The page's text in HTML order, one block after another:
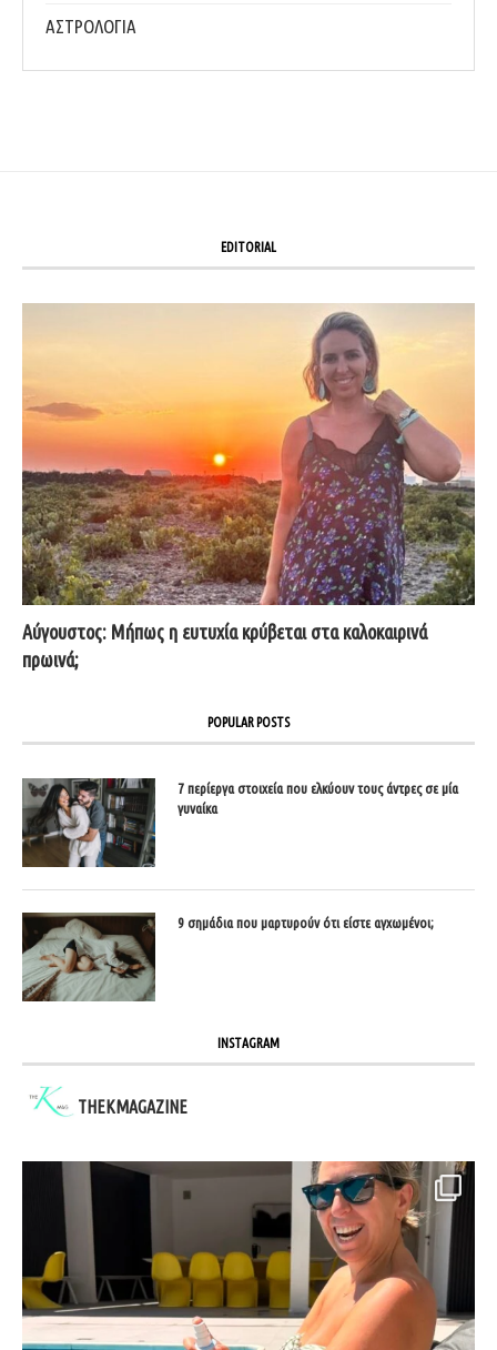
ΑΣΤΡΟΛΟΓΙΑ
EDITORIAL
Αύγουστος: Μήπως η ευτυχία κρύβεται στα καλοκαιρινά
πρωινά;
POPULAR POSTS
7 περίεργα στοιχεία που ελκύουν τους άντρες σε μία
γυναίκα
9 σημάδια που μαρτυρούν ότι είστε αγχωμένοι;
INSTAGRAM
THEKMAGAZINE